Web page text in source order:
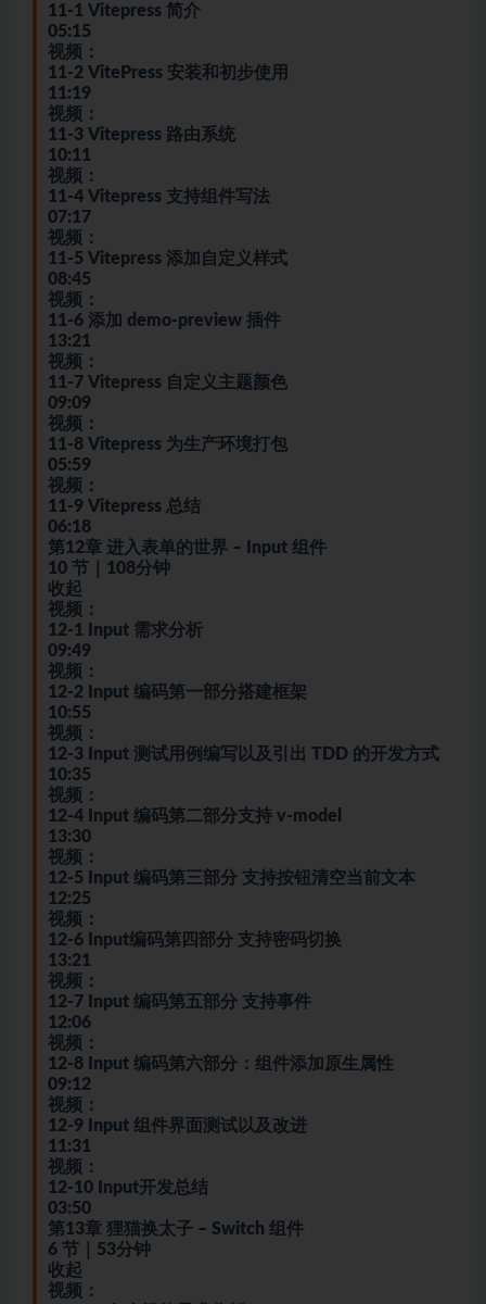
11-1 Vitepress 简介
05:15
视频：
11-2 VitePress 安装和初步使用
11:19
视频：
11-3 Vitepress 路由系统
10:11
视频：
11-4 Vitepress 支持组件写法
07:17
视频：
11-5 Vitepress 添加自定义样式
08:45
视频：
11-6 添加 demo-preview 插件
13:21
视频：
11-7 Vitepress 自定义主题颜色
09:09
视频：
11-8 Vitepress 为生产环境打包
05:59
视频：
11-9 Vitepress 总结
06:18
第12章 进入表单的世界 – Input 组件
10 节｜108分钟
收起
视频：
12-1 Input 需求分析
09:49
视频：
12-2 Input 编码第一部分搭建框架
10:55
视频：
12-3 Input 测试用例编写以及引出 TDD 的开发方式
10:35
视频：
12-4 Input 编码第二部分支持 v-model
13:30
视频：
12-5 Input 编码第三部分 支持按钮清空当前文本
12:25
视频：
12-6 Input编码第四部分 支持密码切换
13:21
视频：
12-7 Input 编码第五部分 支持事件
12:06
视频：
12-8 Input 编码第六部分：组件添加原生属性
09:12
视频：
12-9 Input 组件界面测试以及改进
11:31
视频：
12-10 Input开发总结
03:50
第13章 狸猫换太子 – Switch 组件
6 节｜53分钟
收起
视频：